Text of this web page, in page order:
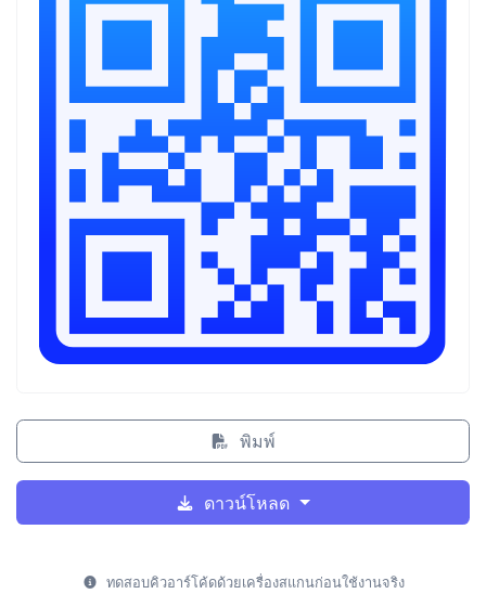
พิมพ์
ดาวน์โหลด
ทดสอบคิวอาร์โค้ดด้วยเครื่องสแกนก่อนใช้งานจริง